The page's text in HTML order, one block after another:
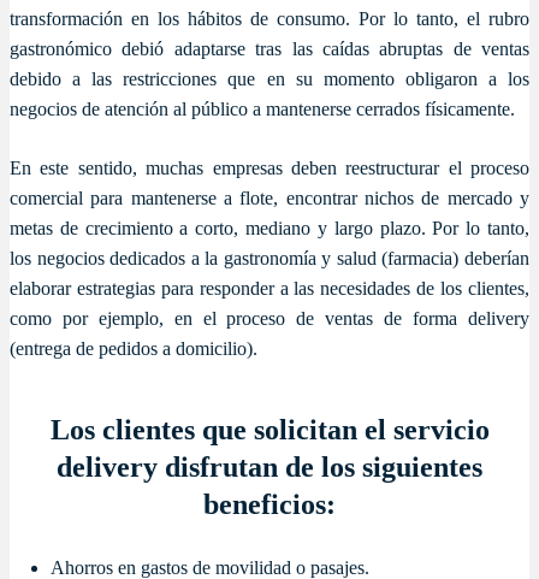
transformación en los hábitos de consumo. Por lo tanto, el rubro
gastronómico debió adaptarse tras las caídas abruptas de ventas
debido a las restricciones que en su momento obligaron a los
negocios de atención al público a mantenerse cerrados físicamente.
En este sentido, muchas empresas deben reestructurar el proceso
comercial para mantenerse a flote, encontrar nichos de mercado y
metas de crecimiento a corto, mediano y largo plazo. Por lo tanto,
los negocios dedicados a la gastronomía y salud (farmacia) deberían
elaborar estrategias para responder a las necesidades de los clientes,
como por ejemplo, en el proceso de ventas de forma delivery
(entrega de pedidos a domicilio).
Los clientes que solicitan el servicio
delivery disfrutan de los siguientes
beneficios:
Ahorros en gastos de movilidad o pasajes.